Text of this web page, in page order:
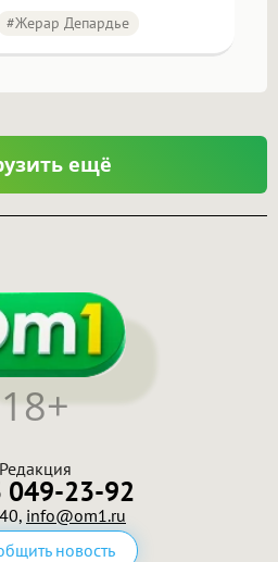
#Жерар Депардье
ещё
Редакция
049-23-92
info@om1.ru
новость
18+